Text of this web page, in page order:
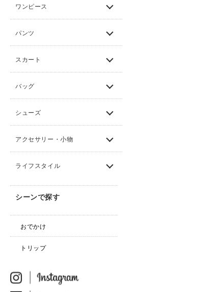
ワンピース
パンツ
スカート
バッグ
シューズ
アクセサリー・小物
ライフスタイル
シーンで探す
おでかけ
トリップ